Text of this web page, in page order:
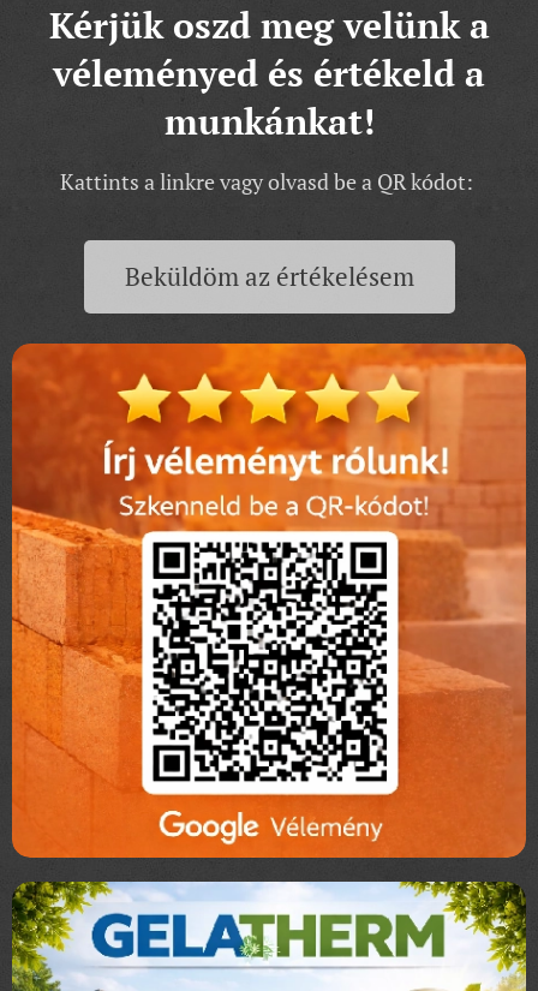
Kérjük oszd meg velünk a
véleményed és értékeld a
munkánkat!
Kattints a linkre vagy olvasd be a QR kódot:
Beküldöm az értékelésem